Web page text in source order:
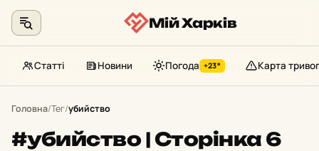
Мій Харків
Статті Новини Погода +23° Карта тривог
Головна/Тег/убийство
#убийство | Сторінка 6